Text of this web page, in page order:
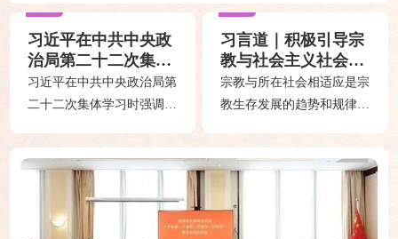
习近平在中共中央政
治局第二十二次集体
学习时强调：系统推
进我国宗教中国化 积
习近平在中共中央政治局第
二十二次集体学习时强调系
引导宗教......
习言道｜积极引导宗
教与社会主义社会相
适应
宗教与所在社会相适应是宗
教生存发展的趋势和规律。
战线工作......